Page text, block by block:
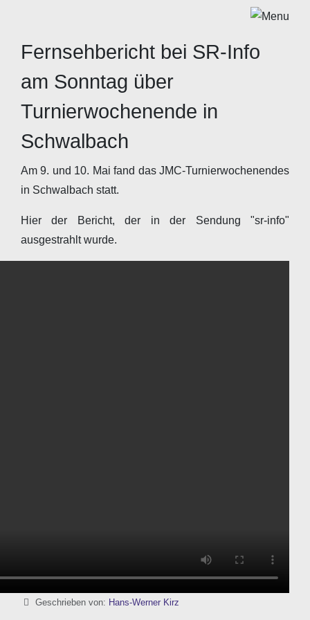
Fernsehbericht bei SR-Info
am Sonntag über
Turnierwochenende in
Schwalbach
Am 9. und 10. Mai fand das JMC-Turnierwochenendes
in Schwalbach statt.
Hier der Bericht, der in der Sendung "sr-info"
ausgestrahlt wurde.
DetailsGeschrieben von: Hans-Werner Kirz